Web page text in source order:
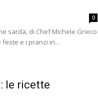
0
sarda, di Chef Michele Grieco
e i pranzi in...
le ricette